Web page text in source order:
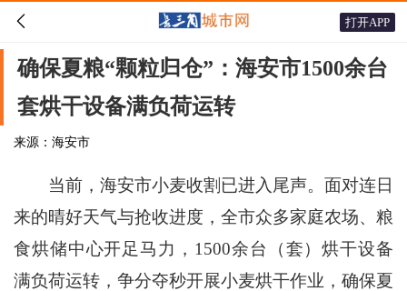
 打开APP
确保夏粮“颗粒归仓”：海安市1500余台
套烘干设备满负荷运转
来源：海安市
当前，海安市小麦收割已进入尾声。面对连日
来的晴好天气与抢收进度，全市众多家庭农场、粮
食烘储中心开足马力，1500余台（套）烘干设备
满负荷运转，争分夺秒开展小麦烘干作业，确保夏